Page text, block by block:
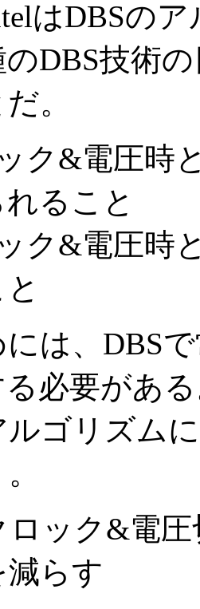
はDBSのア
DBS技術
。
ク&電圧時
ること
ク&電圧時
は、DBSで
必要があ
ルゴリズム
ロック&電
らす